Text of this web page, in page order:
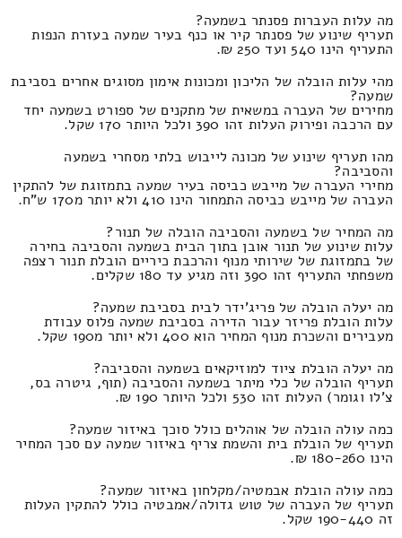
מה עלות העברות פסנתר בשמעה?
תעריף שינוע של פסנתר קיר או כנף בעיר שמעה בעזרת הנפות
התעריף הינו 540 ועד 250 ₪.
מהי עלות הובלה של הליכון ומכונות אימון מסוגים אחרים בסביבת
שמעה?
מחירים של העברה במשאית של מתקנים של ספורט בשמעה יחד
עם הרכבה ופירוק העלות זהו 390 ולכל היותר 170 שקל.
מהו תעריף שינוע של מכונה לייבוש בלתי מסחרי בשמעה
והסביבה?
מחירי העברה של מייבש כביסה בעיר שמעה בתמזוגת של להתקין
העברה של מייבש כביסה התמחור הינו 410 ולא יותר מ170 ש"ח.
מה המחיר של בשמעה והסביבה הובלה של תנור?
עלות שינוע של תנור אובן בתוך הבית בשמעה והסביבה בחירה
של בתמזוגת של שירותי מנוף והרכבת כיריים הובלת תנור רצפה
משפחתי התעריף זהו 390 וזה מגיע עד 180 שקלים.
מה יעלה הובלה של פריג'ידר לבית בסביבת שמעה?
עלות הובלת פריזר עבור הדירה בסביבת שמעה פלוס עבודת
מעבירים והשכרת מנוף המחיר הוא 400 ולא יותר מ190 שקל.
מה יעלה הובלת ציוד למוזיקאים בשמעה והסביבה?
תעריף הובלה של כלי מיתר בשמעה והסביבה (תוף, גיטרה בס,
צ'לו וגומר) העלות זהו 530 ולכל היותר 190 ₪.
כמה עולה הובלה של אוהלים כולל סוכך באיזור שמעה?
תעריף של הובלת בית והשמת צריף באיזור שמעה עם סכך המחיר
הינו 180-260 ₪.
כמה עולה הובלת אבמטיה/מקלחון באיזור שמעה?
תעריף של העברה של טוש גדולה/אמבטיה כולל להתקין העלות
זה 190-440 שקל.